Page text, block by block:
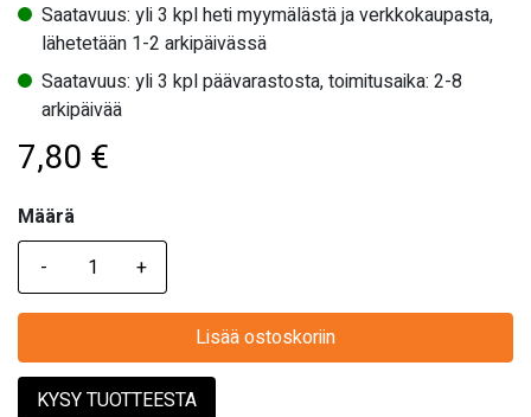
Saatavuus: yli 3 kpl heti myymälästä ja verkkokaupasta,
lähetetään 1-2 arkipäivässä
Saatavuus: yli 3 kpl päävarastosta, toimitusaika: 2-8
arkipäivää
7,80 €
Määrä
Määrä
Lisää ostoskoriin
KYSY TUOTTEESTA